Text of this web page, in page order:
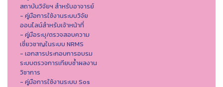
สถาบันวิจัยฯ สำหรับอาจารย์
- คู่มือการใช้งานระบบวิจัย
ออนไลน์สำหรับเจ้าหน้าที่
- คู่มือระบุ/ตรวจสอบความ
เชี่ยวชาญในระบบ NRMS
- เอกสารประกอบการอบรม
ระบบตรวจการเทียบซ้ำผลงาน
วิชาการ
- คู่มือการใช้งานระบบ Sos